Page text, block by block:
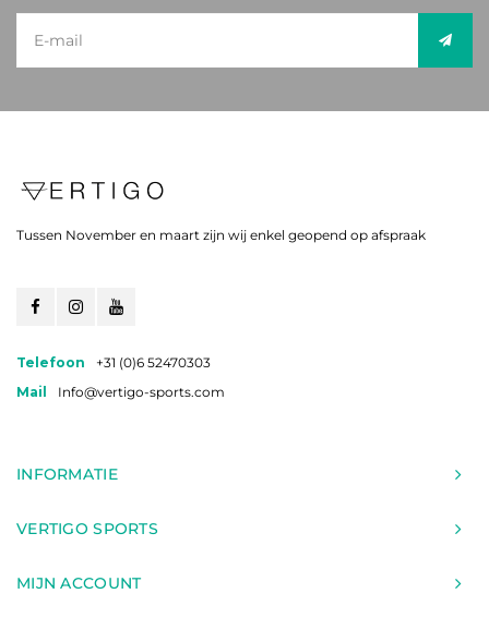
Tussen November en maart zijn wij enkel geopend op afspraak
Telefoon
+31 (0)6 52470303
Mail
Info@vertigo-sports.com
INFORMATIE
VERTIGO SPORTS
MIJN ACCOUNT